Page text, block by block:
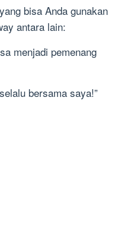
bisa Anda gunakan
antara lain:
menjadi pemenang
bersama saya!”